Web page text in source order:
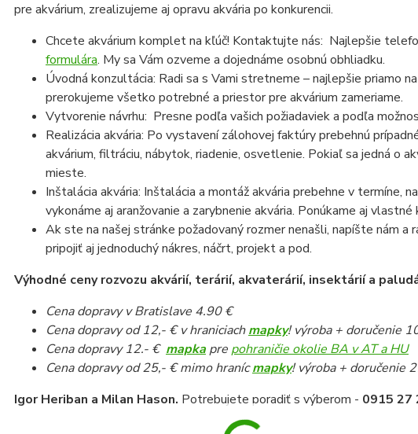
pre akvárium, zrealizujeme aj opravu akvária po konkurencii.
Chcete akvárium komplet na kľúč! Kontaktujte nás: Najlepšie
formulára. My sa Vám ozveme a dojednáme osobnú obhliadku.
Úvodná konzultácia: Radi sa s Vami stretneme – najlepšie priamo
prerokujeme všetko potrebné a priestor pre akvárium zameriame.
Vytvorenie návrhu: Presne podľa vašich požiadaviek a podľa
Realizácia akvária: Po vystavení zálohovej faktúry prebehnú
akvárium, filtráciu, nábytok, riadenie, osvetlenie. Pokiaľ sa jedná o
mieste.
Inštalácia akvária: Inštalácia a montáž akvária prebehne v termíne,
vykonáme aj aranžovanie a zarybnenie akvária. Ponúkame aj
Ak ste na našej stránke požadovaný rozmer nenašli, napíšte nám
pripojiť aj jednoduchý nákres, náčrt, projekt a pod.
Výhodné ceny rozvozu akvárií, terárií, akvaterárií, insektárií a
Cena dopravy v Bratislave 4.90 €
Cena dopravy od 12,- € v hraniciachmapky! výroba + doručenie
Cena dopravy 12.- € mapkapre pohraničie okolie BA v AT a HU
Cena dopravy od 25,- € mimo hranícmapky! výroba + doručenie
Igor Heriban a Milan Hason. Potrebujete poradiť s výberom - 0915 27